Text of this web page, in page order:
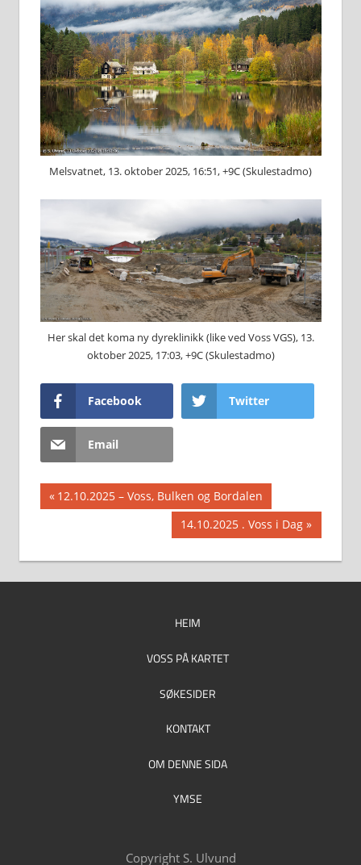
Melsvatnet, 13. oktober 2025, 16:51, +9C (Skulestadmo)
Her skal det koma ny dyreklinikk (like ved Voss VGS), 13.
oktober 2025, 17:03, +9C (Skulestadmo)
Facebook Twitter
Email
Innleggsnavigasjon
Previous
Post:
12.10.2025 – Voss, Bulken og Bordalen
Next
Post:
14.10.2025 . Voss i Dag
HEIM
VOSS PÅ KARTET
SØKESIDER
KONTAKT
OM DENNE SIDA
YMSE
Copyright S. Ulvund